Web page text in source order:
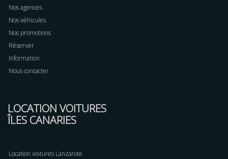
Nos agences
Nos véhicules
Nos promotions
Réserver
Information
Nous contacter
LOCATION VOITURES
ÎLES CANARIES
Location voitures Lanzarote